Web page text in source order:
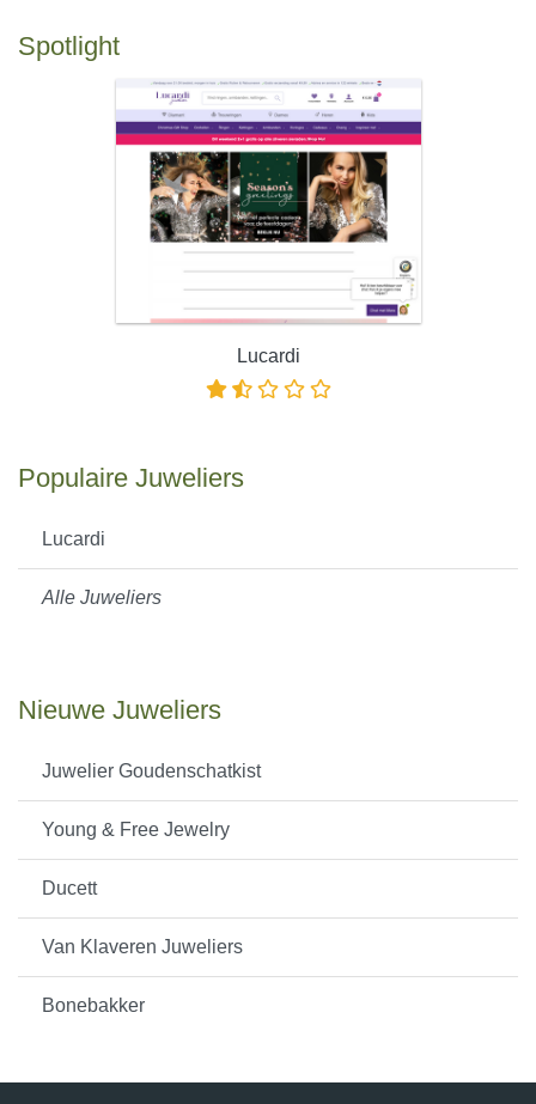
Spotlight
Lucardi
Populaire Juweliers
Lucardi
Alle Juweliers
Nieuwe Juweliers
Juwelier Goudenschatkist
Young & Free Jewelry
Ducett
Van Klaveren Juweliers
Bonebakker